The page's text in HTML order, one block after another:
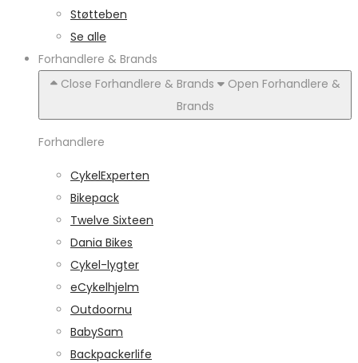
Støtteben
Se alle
Forhandlere & Brands
Close Forhandlere & Brands
Open Forhandlere &
Brands
Forhandlere
CykelExperten
Bikepack
Twelve Sixteen
Dania Bikes
Cykel-lygter
eCykelhjelm
Outdoornu
BabySam
Backpackerlife